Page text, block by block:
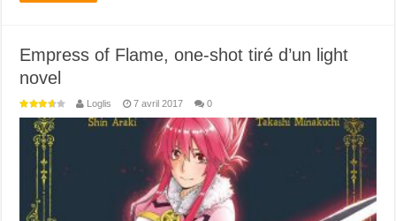
Empress of Flame, one-shot tiré d’un light
novel
Loglis 7 avril 2017 0